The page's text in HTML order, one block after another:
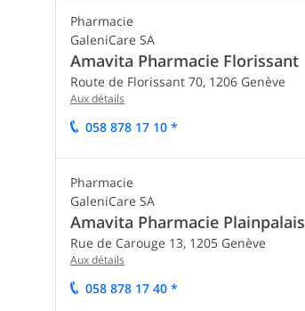
Pharmacie
GaleniCare SA
Amavita Pharmacie Florissant
Route de Florissant 70, 1206 Genève
Aux détails
058 878 17 10 *
Pharmacie
GaleniCare SA
Amavita Pharmacie Plainpalais
Rue de Carouge 13, 1205 Genève
Aux détails
058 878 17 40 *